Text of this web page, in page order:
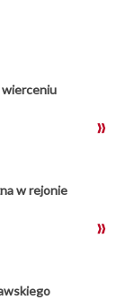
wierceniu
w rejonie